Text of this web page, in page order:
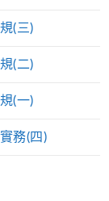
(三)
(二)
(一)
務(四)